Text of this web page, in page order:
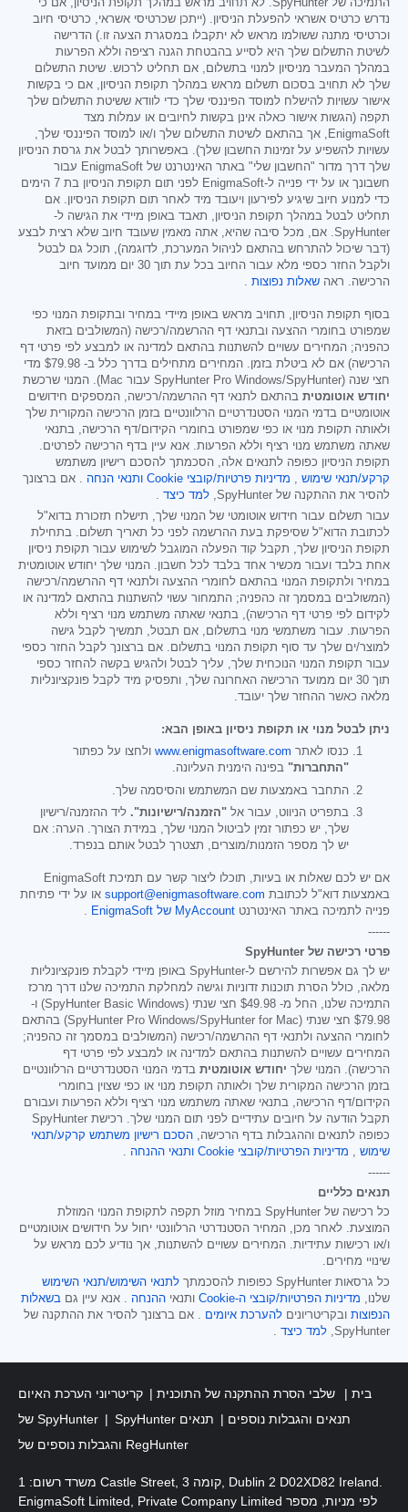
התמיכה של SpyHunter. לא תחויב מראש במהלך תקופת הניסיון, אם כי
נדרש כרטיס אשראי להפעלת הניסיון. (ייתכן שכרטיסי אשראי, כרטיסי חיוב
וכרטיסי מתנה ששולמו מראש לא יתקבלו במסגרת הצעה זו.) הדרישה
לשיטת התשלום שלך היא לסייע בהבטחת הגנה רציפה וללא הפרעות
במהלך המעבר מניסיון למנוי בתשלום, אם תחליט לרכוש. שיטת התשלום
שלך לא תחויב בסכום תשלום מראש במהלך תקופת הניסיון, אם כי בקשות
אישור עשויות להישלח למוסד הפיננסי שלך כדי לוודא ששיטת התשלום שלך
תקפה (הגשות אישור כאלה אינן בקשות לחיובים או עמלות מצד
EnigmaSoft, אך בהתאם לשיטת התשלום שלך ו/או למוסד הפיננסי שלך,
עשויות להשפיע על זמינות החשבון שלך). באפשרותך לבטל את גרסת הניסיון
שלך דרך מדור "החשבון שלי" באתר האינטרנט של EnigmaSoft עבור
חשבונך או על ידי פנייה ל-EnigmaSoft לפני תום תקופת הניסיון בת 7 הימים
כדי למנוע חיוב שיגיע לפירעון ויעובד מיד לאחר תום תקופת הניסיון. אם
תחליט לבטל במהלך תקופת הניסיון, תאבד באופן מיידי את הגישה ל-
SpyHunter. אם, מכל סיבה שהיא, אתה מאמין שעובד חיוב שלא רצית לבצע
(דבר שיכול להתרחש בהתאם לניהול המערכת, לדוגמה), תוכל גם לבטל
ולקבל החזר כספי מלא עבור החיוב בכל עת תוך 30 יום ממועד חיוב
הרכישה. ראה שאלות נפוצות .
בסוף תקופת הניסיון, תחויב מראש באופן מיידי במחיר ובתקופת המנוי כפי
שמפורט בחומרי ההצעה ובתנאי דף ההרשמה/רכישה (המשולבים בזאת
כהפניה; המחירים עשויים להשתנות בהתאם למדינה או למבצע לפי פרטי דף
הרכישה) אם לא ביטלת בזמן. המחירים מתחילים בדרך כלל ב- $79.98 מדי
חצי שנה (SpyHunter Pro Windows/SpyHunter עבור Mac). המנוי שרכשת
יחודש אוטומטית בהתאם לתנאי דף ההרשמה/רכישה, המספקים חידושים
אוטומטיים בדמי המנוי הסטנדרטיים הרלוונטיים בזמן הרכישה המקורית שלך
ולאותה תקופת מנוי או כפי שמפורט בחומרי הקידום/דף הרכישה, בתנאי
שאתה משתמש מנוי רציף וללא הפרעות. אנא עיין בדף הרכישה לפרטים.
תקופת הניסיון כפופה לתנאים אלה, הסכמתך להסכם רישיון משתמש
קרקע/תנאי שימוש , מדיניות פרטיות/קובצי Cookie ותנאי הנחה . אם ברצונך
להסיר את ההתקנה של SpyHunter,
למד כיצד .
עבור תשלום עבור חידוש אוטומטי של המנוי שלך, תישלח תזכורת בדוא"ל
לכתובת הדוא"ל שסיפקת בעת ההרשמה לפני כל תאריך תשלום. בתחילת
תקופת הניסיון שלך, תקבל קוד הפעלה המוגבל לשימוש עבור תקופת ניסיון
אחת בלבד ועבור מכשיר אחד בלבד לכל חשבון. המנוי שלך יחודש אוטומטית
במחיר ולתקופת המנוי בהתאם לחומרי ההצעה ולתנאי דף ההרשמה/רכישה
(המשולבים במסמך זה כהפניה; התמחור עשוי להשתנות בהתאם למדינה או
לקידום לפי פרטי דף הרכישה), בתנאי שאתה משתמש מנוי רציף וללא
הפרעות. עבור משתמשי מנוי בתשלום, אם תבטל, תמשיך לקבל גישה
למוצר/ים שלך עד סוף תקופת המנוי בתשלום. אם ברצונך לקבל החזר כספי
עבור תקופת המנוי הנוכחית שלך, עליך לבטל ולהגיש בקשה להחזר כספי
תוך 30 יום ממועד הרכישה האחרונה שלך, ותפסיק מיד לקבל פונקציונליות
מלאה כאשר ההחזר שלך יעובד.
ניתן לבטל מנוי או תקופת ניסיון באופן הבא:
כנסו לאתר www.enigmasoftware.com ולחצו על כפתור
"התחברות" בפינה הימנית העליונה.
התחבר באמצעות שם המשתמש והסיסמה שלך.
בתפריט הניווט, עבור אל "הזמנה/רישיונות". ליד ההזמנה/רישיון
שלך, יש כפתור זמין לביטול המנוי שלך, במידת הצורך. הערה: אם
יש לך מספר הזמנות/מוצרים, תצטרך לבטל אותם בנפרד.
אם יש לכם שאלות או בעיות, תוכלו ליצור קשר עם תמיכת EnigmaSoft
באמצעות דוא"ל לכתובת support@enigmasoftware.com או על ידי פתיחת
פנייה לתמיכה באתר האינטרנט MyAccount של EnigmaSoft
------
פרטי רכישה של SpyHunter
יש לך גם אפשרות להירשם ל-SpyHunter באופן מיידי לקבלת פונקציונליות
מלאה, כולל הסרת תוכנות זדוניות וגישה למחלקת התמיכה שלנו דרך מרכז
התמיכה שלנו, החל מ- $49.98 חצי שנתי (SpyHunter Basic Windows) ו-
$79.98
חצי שנתי (SpyHunter Pro Windows/SpyHunter for Mac) בהתאם
לחומרי ההצעה ולתנאי דף ההרשמה/רכישה (המשולבים במסמך זה כהפניה;
המחירים עשויים להשתנות בהתאם למדינה או למבצע לפי פרטי דף
הרכישה). המנוי שלך יחודש אוטומטית בדמי המנוי הסטנדרטיים הרלוונטיים
בזמן הרכישה המקורית שלך ולאותה תקופת מנוי או כפי שצוין בחומרי
הקידום/דף הרכישה, בתנאי שאתה משתמש מנוי רציף וללא הפרעות ועבורם
תקבל הודעה על חיובים עתידיים לפני תום המנוי שלך. רכישת SpyHunter
כפופה לתנאים וההגבלות בדף הרכישה, הסכם רישיון משתמש קרקע/תנאי
שימוש
מדיניות הפרטיות/קובצי Cookie ותנאי ההנחה
------
תנאים כלליים
כל רכישה של SpyHunter במחיר מוזל תקפה לתקופת המנוי המוזלת
המוצעת. לאחר מכן, המחיר הסטנדרטי הרלוונטי יחול על חידושים אוטומטיים
ו/או רכישות עתידיות. המחירים עשויים להשתנות, אך נודיע לכם מראש על
שינויי מחירים.
כל גרסאות SpyHunter כפופות להסכמתך
לתנאי השימוש/תנאי השימוש
שלנו, מדיניות הפרטיות/קובצי ה-Cookie ותנאי ההנחה . אנא עיין גם בשאלות
הנפוצות ובקריטריונים להערכת איומים . אם ברצונך להסיר את ההתקנה של
SpyHunter, למד כיצד
בית שלבי הסרת ההתקנה של התוכנית
קריטריוני הערכת האיום
של SpyHunter
SpyHunter תנאים והגבלות נוספים
תנאים
והגבלות נוספים של RegHunter
משרד רשום: 1 Castle Street, קומה 3, Dublin 2 D02XD82 Ireland.
EnigmaSoft Limited, Private Company Limited לפי מניות, מספר